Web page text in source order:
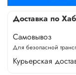
Доставка по
Самовывоз
Для безопасной
Курьерская